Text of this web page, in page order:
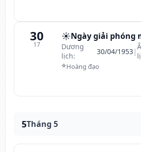
30
17
☀️Ngày giải phóng
Dương
lịch:
30/04/1953|
⭐Hoàng đạo
5Tháng 5